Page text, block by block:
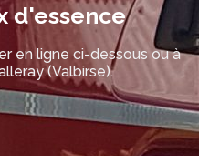
d'essence
en ligne ci-dessous ou à
(Valbirse).